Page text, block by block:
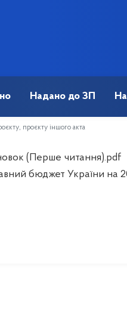
Надано до ЗП
проєкту іншого акта
(Перше читання).pdf
бюджет України на